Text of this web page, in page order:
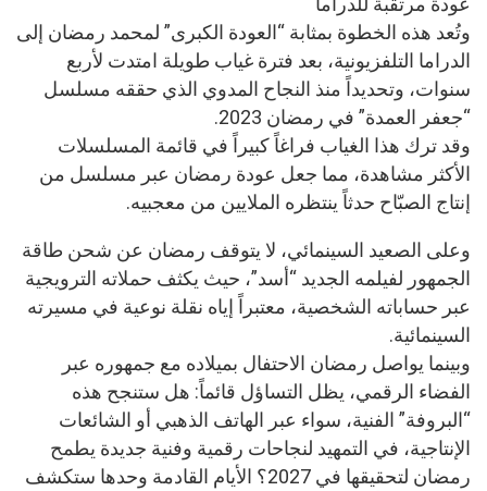
وتُعد هذه الخطوة بمثابة “العودة الكبرى” لمحمد رمضان إلى
الدراما التلفزيونية، بعد فترة غياب طويلة امتدت لأربع
سنوات، وتحديداً منذ النجاح المدوي الذي حققه مسلسل
“جعفر العمدة” في رمضان 2023.
وقد ترك هذا الغياب فراغاً كبيراً في قائمة المسلسلات
الأكثر مشاهدة، مما جعل عودة رمضان عبر مسلسل من
إنتاج الصبّاح حدثاً ينتظره الملايين من معجبيه.
وعلى الصعيد السينمائي، لا يتوقف رمضان عن شحن طاقة
الجمهور لفيلمه الجديد “أسد”، حيث يكثف حملاته الترويجية
عبر حساباته الشخصية، معتبراً إياه نقلة نوعية في مسيرته
السينمائية.
وبينما يواصل رمضان الاحتفال بميلاده مع جمهوره عبر
الفضاء الرقمي، يظل التساؤل قائماً: هل ستنجح هذه
“البروفة” الفنية، سواء عبر الهاتف الذهبي أو الشائعات
الإنتاجية، في التمهيد لنجاحات رقمية وفنية جديدة يطمح
رمضان لتحقيقها في 2027؟ الأيام القادمة وحدها ستكشف